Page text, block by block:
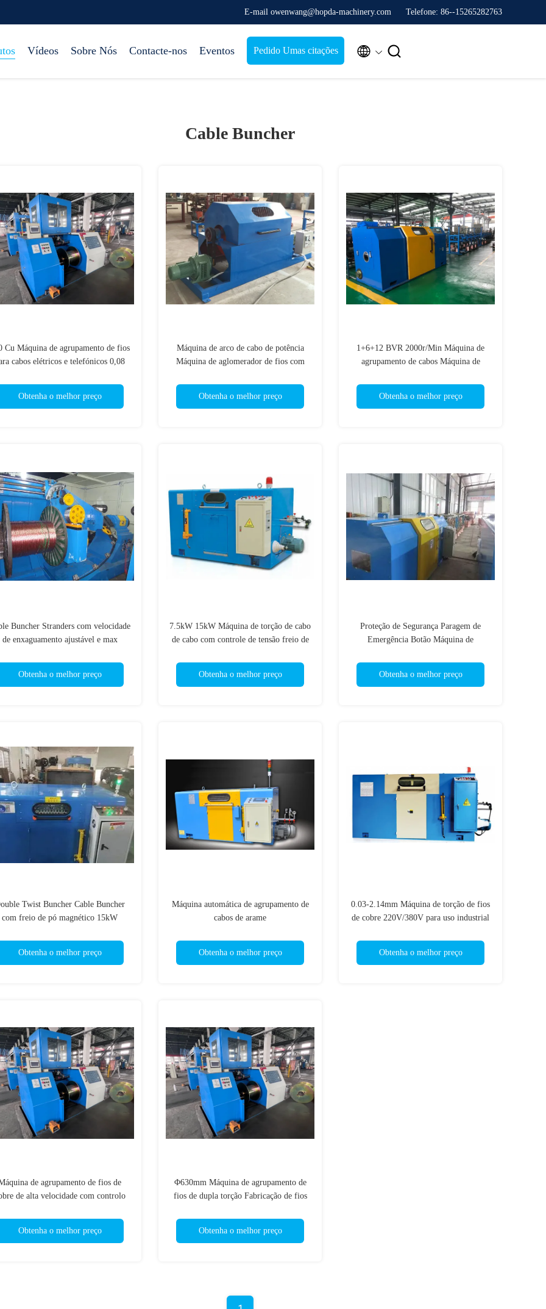
E-mail owenwang@hopda-machinery.com Telefone: 86--15265282763
Vídeos Sobre Nós Contacte-nos Eventos Pedido Umas citações  
Cable Buncher
Cu Máquina de agrupamento de fios
cabos elétricos e telefónicos 0,08
Obtenha o melhor preço
Máquina de arco de cabo de potência
Máquina de aglomerador de fios com
Obtenha o melhor preço
1+6+12 BVR 2000r/Min Máquina de
agrupamento de cabos Máquina de
Obtenha o melhor preço
Buncher Stranders com velocidade
de enxaguamento ajustável e max
Obtenha o melhor preço
7.5kW 15kW Máquina de torção de cabo
de cabo com controle de tensão freio de
Obtenha o melhor preço
Proteção de Segurança Paragem de
Emergência Botão Máquina de
Obtenha o melhor preço
Twist Buncher Cable Buncher
com freio de pó magnético 15kW
Obtenha o melhor preço
Máquina automática de agrupamento de
cabos de arame
Obtenha o melhor preço
0.03-2.14mm Máquina de torção de fios
de cobre 220V/380V para uso industrial
Obtenha o melhor preço
de agrupamento de fios de
de alta velocidade com controlo
Obtenha o melhor preço
Φ630mm Máquina de agrupamento de
fios de dupla torção Fabricação de fios
Obtenha o melhor preço